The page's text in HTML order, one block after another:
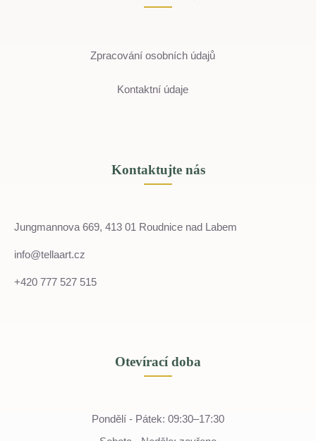
Zpracování osobních údajů
Kontaktní údaje
Kontaktujte nás
Jungmannova 669, 413 01 Roudnice nad Labem
info@tellaart.cz
+420 777 527 515
Otevírací doba
Pondělí - Pátek: 09:30–17:30